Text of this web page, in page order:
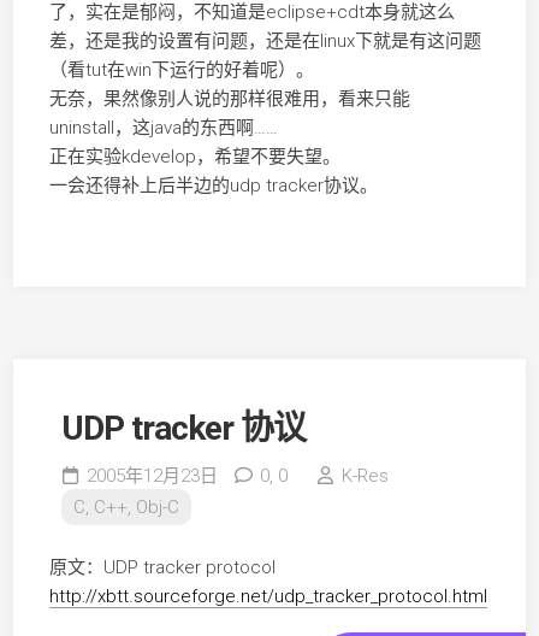
了，实在是郁闷，不知道是eclipse+cdt本身就这么
差，还是我的设置有问题，还是在linux下就是有这问题
（看tut在win下运行的好着呢）。
无奈，果然像别人说的那样很难用，看来只能
uninstall，这java的东西啊……
正在实验kdevelop，希望不要失望。
一会还得补上后半边的udp tracker协议。
UDP tracker 协议
2005年12月23日 0, 0
K-Res
C, C++, Obj-C
原文：UDP tracker protocol
http://xbtt.sourceforge.net/udp_tracker_protocol.html